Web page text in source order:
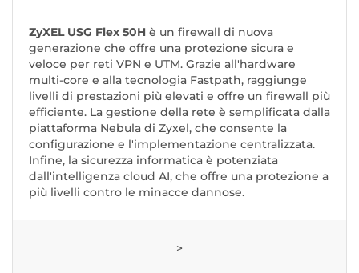
ZyXEL USG Flex 50H è un firewall di nuova
generazione che offre una protezione sicura e
veloce per reti VPN e UTM. Grazie all'hardware
multi-core e alla tecnologia Fastpath, raggiunge
livelli di prestazioni più elevati e offre un firewall più
efficiente. La gestione della rete è semplificata dalla
piattaforma Nebula di Zyxel, che consente la
configurazione e l'implementazione centralizzata.
Infine, la sicurezza informatica è potenziata
dall'intelligenza cloud AI, che offre una protezione a
più livelli contro le minacce dannose.
>